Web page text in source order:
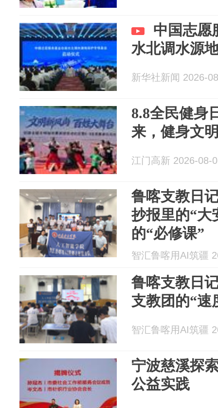
中国志愿
水北调水源
新华社新闻 2026-
8.8全民健身
来，健身文
江门高新 2026-08-
鲁喀支教日
抄报里的“大
的“必修课”
智汇鲁喀用AI筑疆
鲁喀支教日
支教团的“速
智汇鲁喀用AI筑疆
宁波慈溪探
公益实践